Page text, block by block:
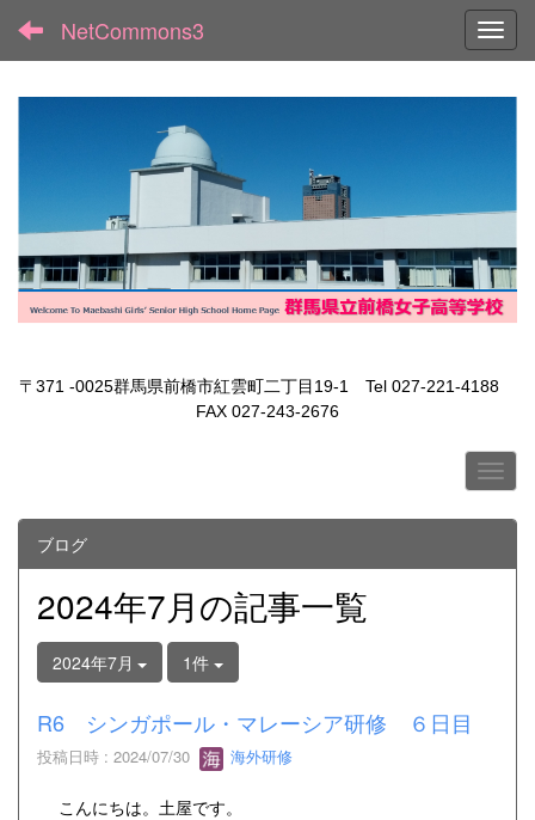
NetCommons3
〒371 -0025群馬県前橋市紅雲町二丁目19-1 Tel 027-221-4188
FAX 027-243-2676
ブログ
2024年7月の記事一覧
2024年7月 1件
R6 シンガポール・マレーシア研修 ６日目
投稿日時 : 2024/07/30 海外研修
こんにちは。土屋です。